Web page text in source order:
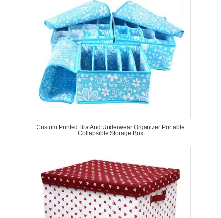
Custom Printed Bra And Underwear Organizer Portable
Collapsible Storage Box